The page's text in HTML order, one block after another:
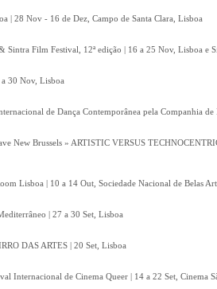
| 28 Nov - 16 de Dez, Campo de Santa Clara, Lisboa
Sintra Film Festival, 12ª edição | 16 a 25 Nov, Lisboa e
30 Nov, Lisboa
de Dança Contemporânea pela Companhia
New Brussels » ARTISTIC VERSUS
Lisboa | 10 a 14 Out, Sociedade Nacional de Belas
| 27 a 30 Set, Lisboa
DAS ARTES | 20 Set, Lisboa
Internacional de Cinema Queer | 14 a 22 Set, Cinema